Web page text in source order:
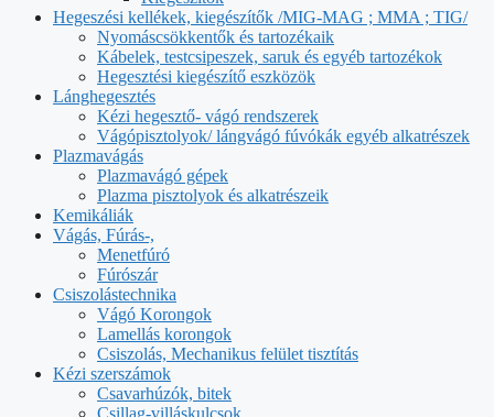
Hegeszési kellékek, kiegészítők /MIG-MAG ; MMA ; TIG/
Nyomáscsökkentők és tartozékaik
Kábelek, testcsipeszek, saruk és egyéb tartozékok
Hegesztési kiegészítő eszközök
Lánghegesztés
Kézi hegesztő- vágó rendszerek
Vágópisztolyok/ lángvágó fúvókák egyéb alkatrészek
Plazmavágás
Plazmavágó gépek
Plazma pisztolyok és alkatrészeik
Kemikáliák
Vágás, Fúrás-,
Menetfúró
Fúrószár
Csiszolástechnika
Vágó Korongok
Lamellás korongok
Csiszolás, Mechanikus felület tisztítás
Kézi szerszámok
Csavarhúzók, bitek
Csillag-villáskulcsok